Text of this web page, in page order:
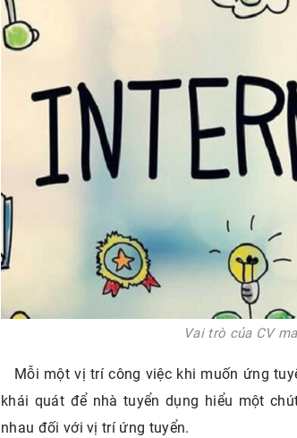
Vai trò của CV
Mỗi một vị trí công việc khi muốn ứng
khái quát để nhà tuyển dụng hiểu một
nhau đối với vị trí ứng tuyển.